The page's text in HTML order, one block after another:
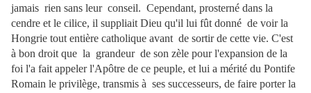
jamais rien sans leur conseil. Cependant, prosterné dans la
cendre et le cilice, il suppliait Dieu qu'il lui fût donné de voir la
Hongrie tout entière catholique avant de sortir de cette vie. C'est
à bon droit que la grandeur de son zèle pour l'expansion de la
foi l'a fait appeler l'Apôtre de ce peuple, et lui a mérité du Pontife
Romain le privilège, transmis à ses successeurs, de faire porter la